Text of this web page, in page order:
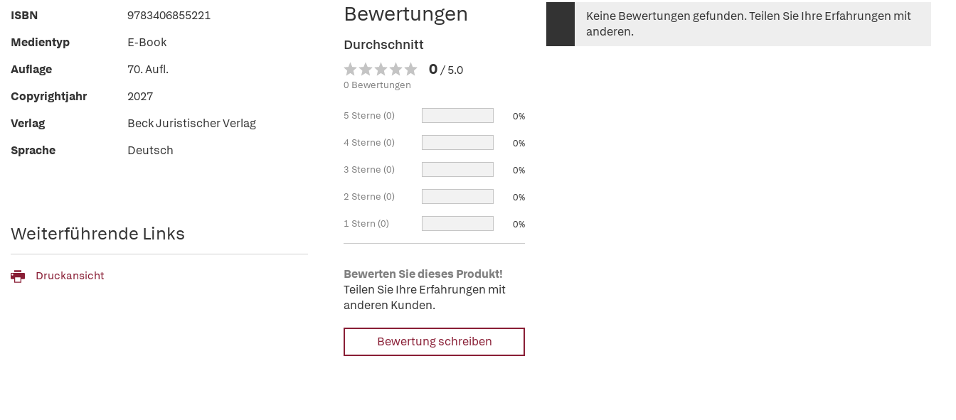
Bewertungen
Durchschnitt
0 / 5.0
0 Bewertungen
5 Sterne (0) 0%
4 Sterne (0) 0%
3 Sterne (0) 0%
2 Sterne (0) 0%
1 Stern (0) 0%
Bewerten Sie dieses Produkt!
Teilen Sie Ihre Erfahrungen mit
anderen Kunden.
Bewertung schreiben
Keine Bewertungen gefunden. Teilen Sie Ihre Erfahrungen mit
anderen.
ISBN
9783406855221
Medientyp
E-Book
Auflage
70. Aufl.
Copyrightjahr
2027
Verlag
Beck Juristischer Verlag
Sprache
Deutsch
Weiterführende Links
Druckansicht